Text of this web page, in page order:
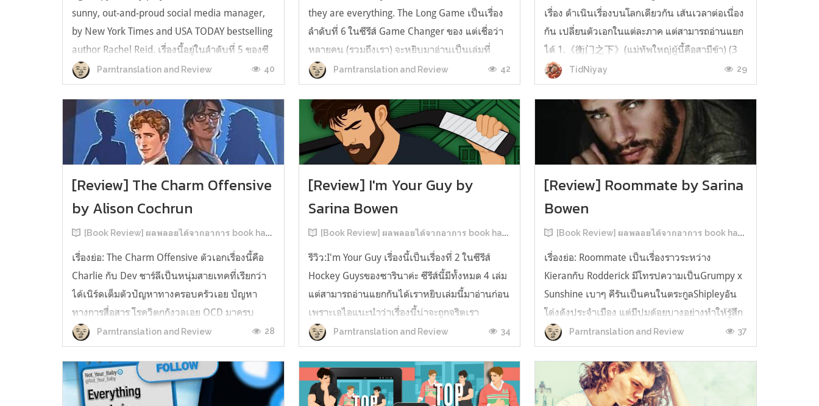
sunny, out-and-proud social media manager,
by New York Times and USA TODAY bestselling
author Rachel Reid. เรื่องนี้อยู่ในลำดับที่ 5 ของซี
รีส์ Game Changer แต่เป็นเรื่องที่ 3 ที่เราหยิบมา
อ่าน เพราะเห็นว่าเป็นเรื่องในไทม์ไลน์เดียวกันกับ
TheLong Game ประกอบกั...
Parntranslation and Review 40
they are everything. The Long Game เป็นเรื่อง
ลำดับที่ 6 ในซีรีส์ Game Changer ของ แต่เชื่อว่า
หลายคน (รวมถึงเรา) จะหยิบมาอ่านเป็นเล่มที่
2หลังจากอ่าน Heated Rivalry มา555 เรื่องย่อ:
The Long Game เล่ม Long Game นี่จะเป็น
ประมาณ2 ปีหลังจาก HR จะดำเนินเ...
Parntranslation and Review 42
เรื่อง ดำเนินเรื่องบนโลกเดียวกัน เส้นเวลาต่อเนื่อง
กัน เปลี่ยนตัวเอกในแต่ละภาค แต่สามารถอ่านแยก
ได้ 1.《衡门之下》(แม่ทัพใหญ่ผู้นี้คือสามีข้า) (3
เล่มจบ) เป็นเรื่องที่เกิดก่อน เล่าเรื่องของ ฝูถิง กับ
หลี่ชีฉือ ที่ต้องแต่งงานกันก่อนจะใช้ชีวิตห่างไกล
TidNiyay 29
[Review] The Charm Offensive
by Alison Cochrun
[Book Review] ผลพลอยได้จากอาการ book hangover หลังอ่านสารพัน MM Romance
เรื่องย่อ: The Charm Offensive ตัวเอกเรื่องนี้คือ
Charlie กับ Dev ชาร์ลีเป็นหนุ่มสายเทคที่เรียกว่า
ได้เนิร์ดเต็มตัวปัญหาทางครอบครัวเอย ปัญหา
ทางการสื่อสาร โรควิตกกังวลเอย OCD มาครบ
เรียกได้ว่าครบองค์ประกอบความโอตะ เขาทั้งไม่
เชื่อในรักแท้ ไม่เคยมีความสัมพันธ์ในเชิงโรแมนติก
กับใคร หรืออาจเรียกว่าไม่เคยรู...
Parntranslation and Review 28
[Review] I'm Your Guy by
Sarina Bowen
[Book Review] ผลพลอยได้จากอาการ book hangover หลังอ่านสารพัน MM Romance
รีวิว:I'm Your Guy เรื่องนี้เป็นเรื่องที่ 2 ในซีรีส์
Hockey Guysของซารินาค่ะ ซีรีส์นี้มีทั้งหมด 4 เล่ม
แต่สามารถอ่านแยกกันได้เราหยิบเล่มนี้มาอ่านก่อน
เพราะเอไอแนะนำว่าเรื่องนี้น่าจะถูกจริตเรา
มากกว่า555 เรื่องนี้เป็นเรื่องราวของ TOMMASO
นักกีฬาฮอกกี้ NHL กับ Carter มัณฑนากรมือฉมัง
ทอมมาโซเพิ่งโดนเทร...
Parntranslation and Review 34
[Review] Roommate by Sarina
Bowen
[Book Review] ผลพลอยได้จากอาการ book hangover หลังอ่านสารพัน MM Romance
เรื่องย่อ: Roommate เป็นเรื่องราวระหว่าง
Kieranกับ Rodderick มีโทรปความเป็นGrumpy x
Sunshine เบาๆ คีรันเป็นคนในตระกูลShipleyอัน
โด่งดังประจำเมือง แต่มีปมด้อยบางอย่างทำให้รู้สึก
ว่าพ่อรักพี่ชายมากกว่าตัวเองเสมอ จึงดิ้นรนอยาก
ออกมาอยู่คนเดียวเพื่อให้หลุดจากอิทธิพลของที่
บ้าน และไล่ตามความฝันการเป็นกราฟฟิ...
Parntranslation and Review 37